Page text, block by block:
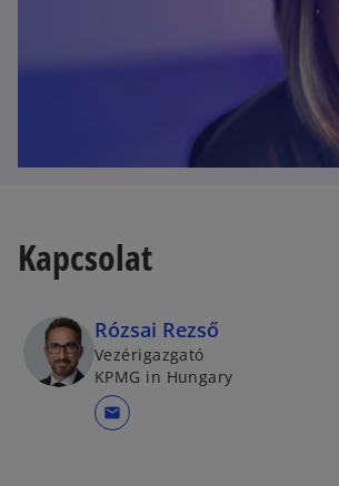
Kapcsolat
Rózsai Rezső
Vezérigazgató
KPMG in Hungary
mail